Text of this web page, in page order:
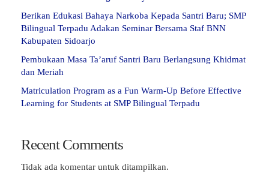
Berikan Edukasi Bahaya Narkoba Kepada Santri Baru; SMP
Bilingual Terpadu Adakan Seminar Bersama Staf BNN
Kabupaten Sidoarjo
Pembukaan Masa Ta’aruf Santri Baru Berlangsung Khidmat
dan Meriah
Matriculation Program as a Fun Warm-Up Before Effective
Learning for Students at SMP Bilingual Terpadu
Recent Comments
Tidak ada komentar untuk ditampilkan.